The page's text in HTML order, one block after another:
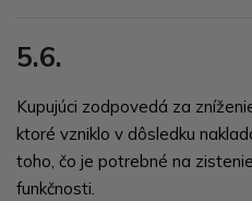
5.6.
Kupujúci zodpovedá za
ktoré vzniklo v dôsledku
toho, čo je potrebné na
funkčnosti.